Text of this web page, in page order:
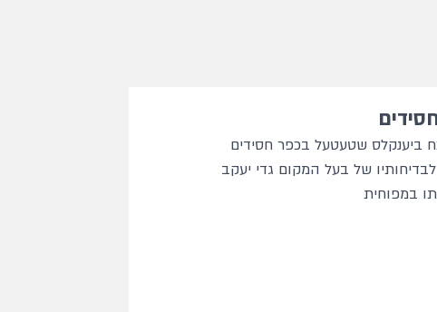
ביענקלס שטעטעל בכפר חסידים
של בעל המקום גדי יעקב
במפוחית